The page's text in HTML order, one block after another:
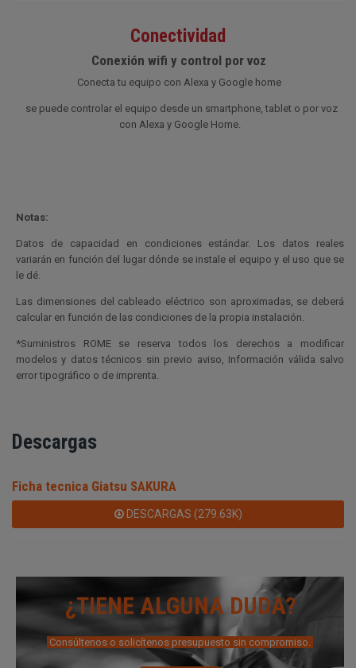
Conectividad
Conexión wifi y control por voz
Conecta tu equipo con Alexa y Goog e home
se puede controlar el equipo desde un smartphone, tablet o por voz
con Alexa y Google Home.
Notas:
Datos de capacidad en condiciones estándar. Los datos reales
variarán en función del lugar dónde se instale el equipo y el uso que se
le dé.
Las dimensiones del cableado eléctrico son aproximadas, se deberá
calcular en función de las condiciones de la propia instalación.
*Suministros ROME se reserva todos los derechos a modificar
modelos y datos técnicos sin previo aviso, Información válida salvo
error tipográfico o de imprenta.
Descargas
Ficha tecnica Giatsu SAKURA
DESCARGAS (279.63K)
¿TIENE ALGUNA DUDA?
Consúltenos o solicítenos presupuesto sin compromiso.